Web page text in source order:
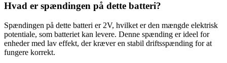
Hvad er spændingen på dette batteri?
Spændingen på dette batteri er 2V, hvilket er den mængde elektrisk
potentiale, som batteriet kan levere. Denne spænding er ideel for
enheder med lav effekt, der kræver en stabil driftsspænding for at
fungere korrekt.